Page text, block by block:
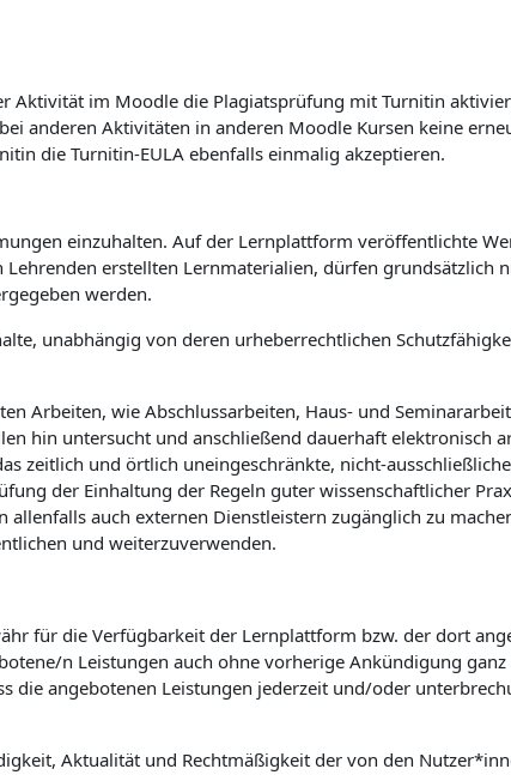
Aktivität im Moodle die Plagiatsprüfung mit Turnitin
anderen Aktivitäten in anderen Moodle Kursen keine
die Turnitin-EULA ebenfalls einmalig akzeptieren.
einzuhalten. Auf der Lernplattform veröffentlichte
erstellten Lernmaterialien, dürfen grundsätzlich
werden.
unabhängig von deren urheberrechtlichen
Arbeiten, wie Abschlussarbeiten, Haus- und
hin untersucht und anschließend dauerhaft elektronisch
zeitlich und örtlich uneingeschränkte, nicht-
der Einhaltung der Regeln guter wissenschaftlicher
auch externen Dienstleistern zugänglich zu
und weiterzuverwenden.
für die Verfügbarkeit der Lernplattform bzw. der dort
n Leistungen auch ohne vorherige Ankündigung
die angebotenen Leistungen jederzeit und/oder
Aktualität und Rechtmäßigkeit der von den